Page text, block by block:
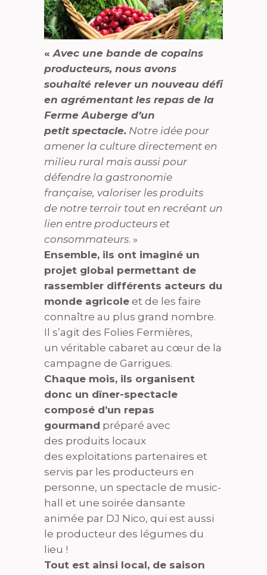
«Avec une bande de copains
producteurs, nous avons
souhaité relever un nouveau défi
en agrémentant les repas de la
Ferme Auberge d’un
petit spectacle. Notre idée pour
amener la culture directement en
milieu rural mais aussi pour
défendre la gastronomie
française, valoriser les produits
de notre terroir tout en recréant un
lien entre producteurs et
consommateurs. »
Ensemble, ils ont imaginé un
projet global permettant de
rassembler différents acteurs du
monde agricole et de les faire
connaître au plus grand nombre.
Il s’agit des Folies Fermières,
un véritable cabaret au cœur de la
campagne de Garrigues.
Chaque mois, ils organisent
donc un dîner-spectacle
composé d’un repas
gourmand préparé avec
des produits locaux
des exploitations partenaires et
servis par les producteurs en
personne, un spectacle de music-
hall et une soirée dansante
animée par DJ Nico, qui est aussi
le producteur des légumes du
lieu !
Tout est ainsi local, de saison